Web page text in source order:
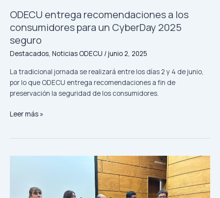
ODECU entrega recomendaciones a los
consumidores para un CyberDay 2025
seguro
Destacados, Noticias ODECU /junio 2, 2025
La tradicional jornada se realizará entre los días 2 y 4 de junio,
por lo que ODECU entrega recomendaciones a fin de
preservación la seguridad de los consumidores.
2025
seguro
Leer más »
seminario